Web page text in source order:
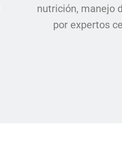
nutrición, manejo
por expertos